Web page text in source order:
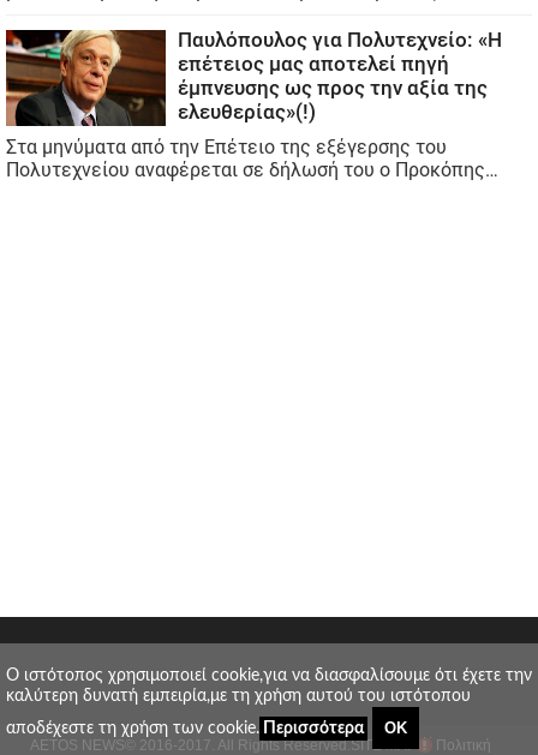
AETOS NEWS © 2016-2017. All Rights Reserved.SITE MAP Πολιτική
O ιστότοπος χρησιμοποιεί cookie,για να διασφαλίσουμε ότι έχετε την
καλύτερη δυνατή εμπειρία,με τη χρήση αυτού του ιστότοπου
αποδέχεστε τη χρήση των cookie.
Περισσότερα ΟΚ